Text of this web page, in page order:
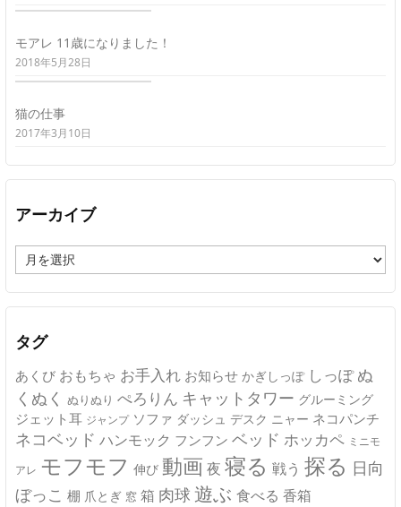
モアレ 11歳になりました！
2018年5月28日
猫の仕事
2017年3月10日
アーカイブ
ー
カ
イ
タグ
あくび おもちゃ お手入れ お知らせ かぎしっぽ しっぽ ぬ
くぬく ぬりぬり ぺろりん キャットタワー グルーミング
ジェット耳 ジャンプ ソファ ダッシュ デスク ニャー ネコパンチ
ネコベッド ハンモック フンフン ベッド ホッカペ ミニモ
アレ モフモフ 伸び 動画 夜 寝る 戦う 探る 日向
ぼっこ 棚 爪とぎ 窓 箱 肉球 遊ぶ 食べる 香箱